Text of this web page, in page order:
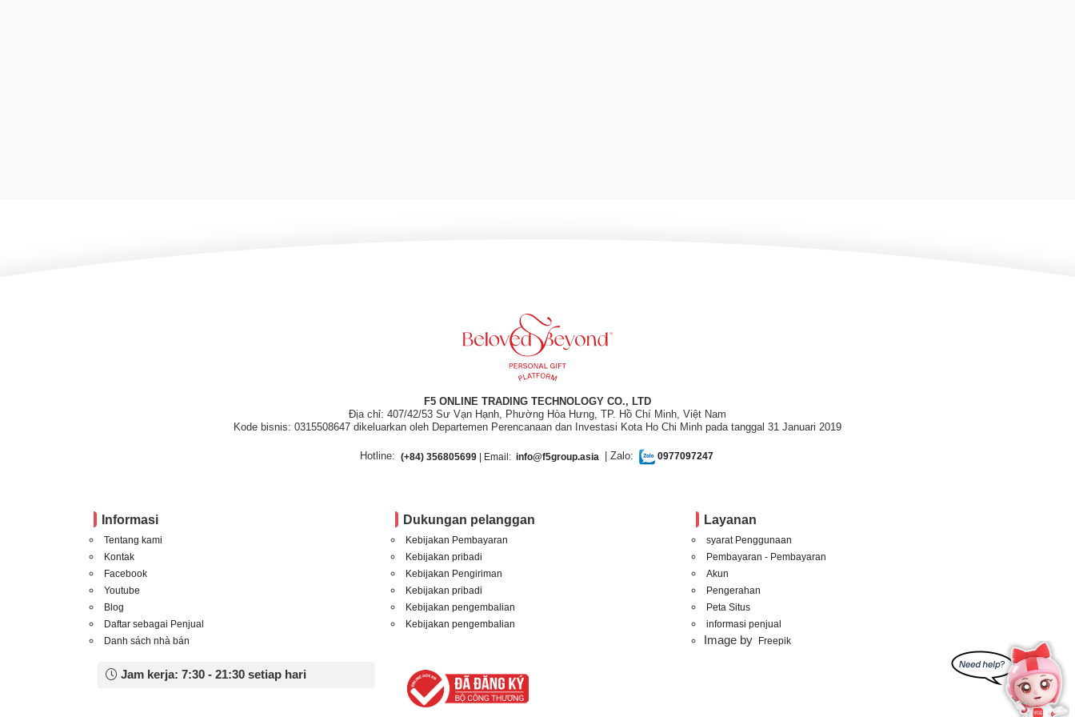
F5 ONLINE TRADING TECHNOLOGY CO., LTD
Địa chỉ: 407/42/53 Sư Vạn Hạnh, Phường Hòa Hưng, TP. Hồ Chí Minh, Việt Nam
Kode bisnis: 0315508647 dikeluarkan oleh Departemen Perencanaan dan Investasi Kota Ho Chi Minh pada tanggal 31 Januari 2019
Hotline: (+84) 356805699| Email: info@f5group.asia | Zalo: 0977097247
Informasi
Tentang kami
Kontak
Facebook
Youtube
Blog
Daftar sebagai Penjual
Danh sách nhà bán
Dukungan pelanggan
Kebijakan Pembayaran
Kebijakan pribadi
Kebijakan Pengiriman
Kebijakan pribadi
Kebijakan pengembalian
Kebijakan pengembalian
Layanan
syarat Penggunaan
Pembayaran - Pembayaran
Akun
Pengerahan
Peta Situs
informasi penjual
Image by Freepik
Jam kerja: 7:30 - 21:30 setiap hari